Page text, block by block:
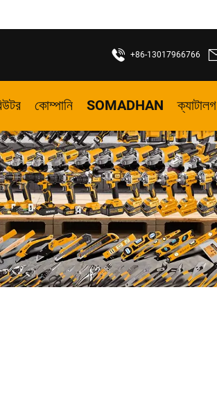
+86-13017966766
কোম্পানি SOMADHAN ক্যাটালগ